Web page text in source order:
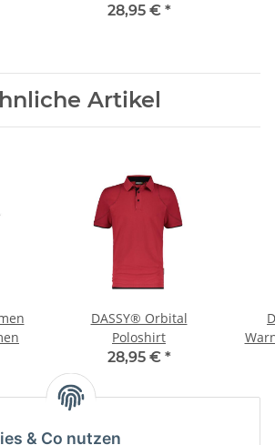
28,95 € *
Artikel
DASSY® Orbital
Poloshirt
28,95 € *
& Co nutzen